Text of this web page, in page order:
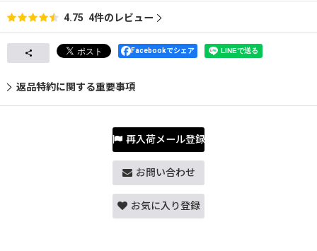
4.75 4件のレビュー
Facebookでシェア
返品特約に関する重要事項
再入荷メール登録
お問い合わせ
お気に入り登録